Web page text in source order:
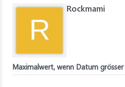
R
Rockmami
Maximalwert, wenn Datum